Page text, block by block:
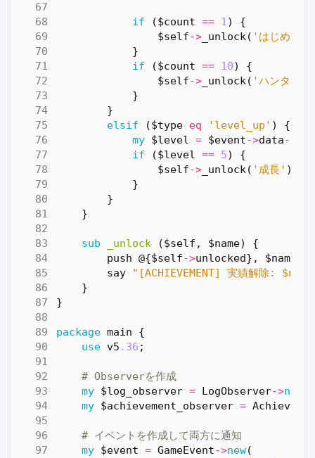
if ($count == 1)
{
$self-> _unlock( 'はじめて
}
if
($count == 10)
{
$self-> _unlock( 'ハンター'
}
}
elsif
($type eq 'level_up' )
{
my $level = $event->data->
if
($level == 5)
{
$self-> _unlock( '成長' );
}
}
}
sub _unlock
($self, $name) {
push @{$self->unlocked}, $name
say
"[ACHIEVEMENT] 実績解除:
}
}
package main
{
use v5 .36 ;
# Observerを作成
my $log_observer = LogObserver->new
my $achievement_observer =
# イベントを作成して両方に通知
my $event = GameEvent->new(